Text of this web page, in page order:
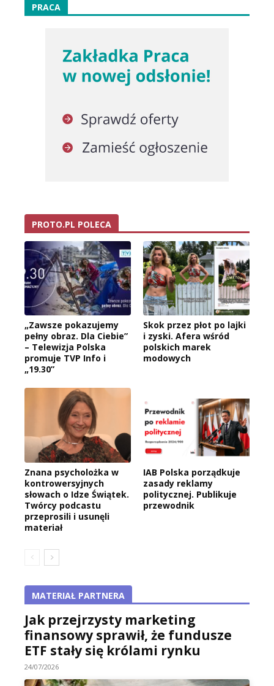
PRACA
PROTO.PL POLECA
„Zawsze pokazujemy
pełny obraz. Dla Ciebie”
– Telewizja Polska
promuje TVP Info i
„19.30”
Skok przez płot po lajki
i zyski. Afera wśród
polskich marek
modowych
Znana psycholożka w
kontrowersyjnych
słowach o Idze Świątek.
Twórcy podcastu
przeprosili i usunęli
materiał
IAB Polska porządkuje
zasady reklamy
politycznej. Publikuje
przewodnik
MATERIAŁ PARTNERA
Jak przejrzysty marketing
finansowy sprawił, że fundusze
ETF stały się królami rynku
24/07/2026